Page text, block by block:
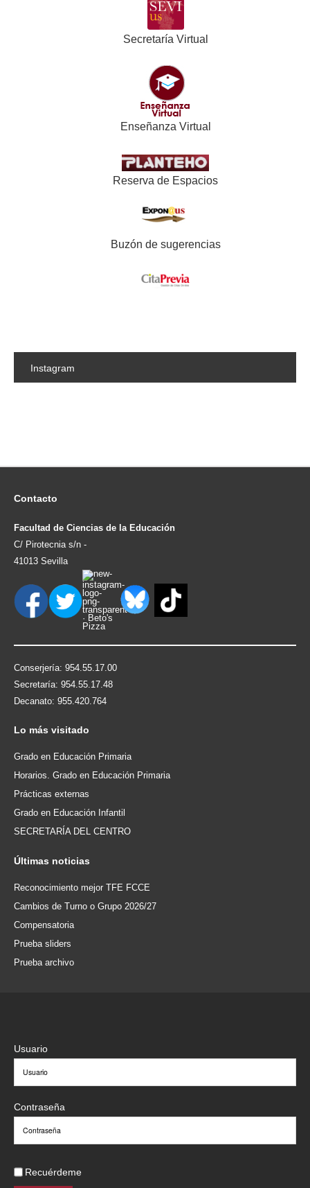
Secretaría Virtual
Enseñanza Virtual
Reserva de Espacios
Buzón de sugerencias
Instagram
Contacto
Facultad de Ciencias de la Educación
C/ Pirotecnia s/n -
41013 Sevilla
Conserjería: 954.55.17.00
Secretaría: 954.55.17.48
Decanato: 955.420.764
Lo más visitado
Grado en Educación Primaria
Horarios. Grado en Educación Primaria
Prácticas externas
Grado en Educación Infantil
SECRETARÍA DEL CENTRO
Últimas noticias
Reconocimiento mejor TFE FCCE
Cambios de Turno o Grupo 2026/27
Compensatoria
Prueba sliders
Prueba archivo
Usuario
Contraseña
Recuérdeme